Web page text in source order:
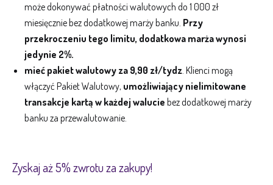
może dokonywać płatności walutowych do 1 000 zł
miesięcznie bez dodatkowej marży banku. Przy
przekroczeniu tego limitu, dodatkowa marża wynosi
jedynie 2%.
mieć pakiet walutowy za 9,90 zł/tydz. Klienci mogą
włączyć Pakiet Walutowy, umożliwiający nielimitowane
transakcje kartą w każdej walucie bez dodatkowej marży
banku za przewalutowanie.
Zyskaj aż 5% zwrotu za zakupy!